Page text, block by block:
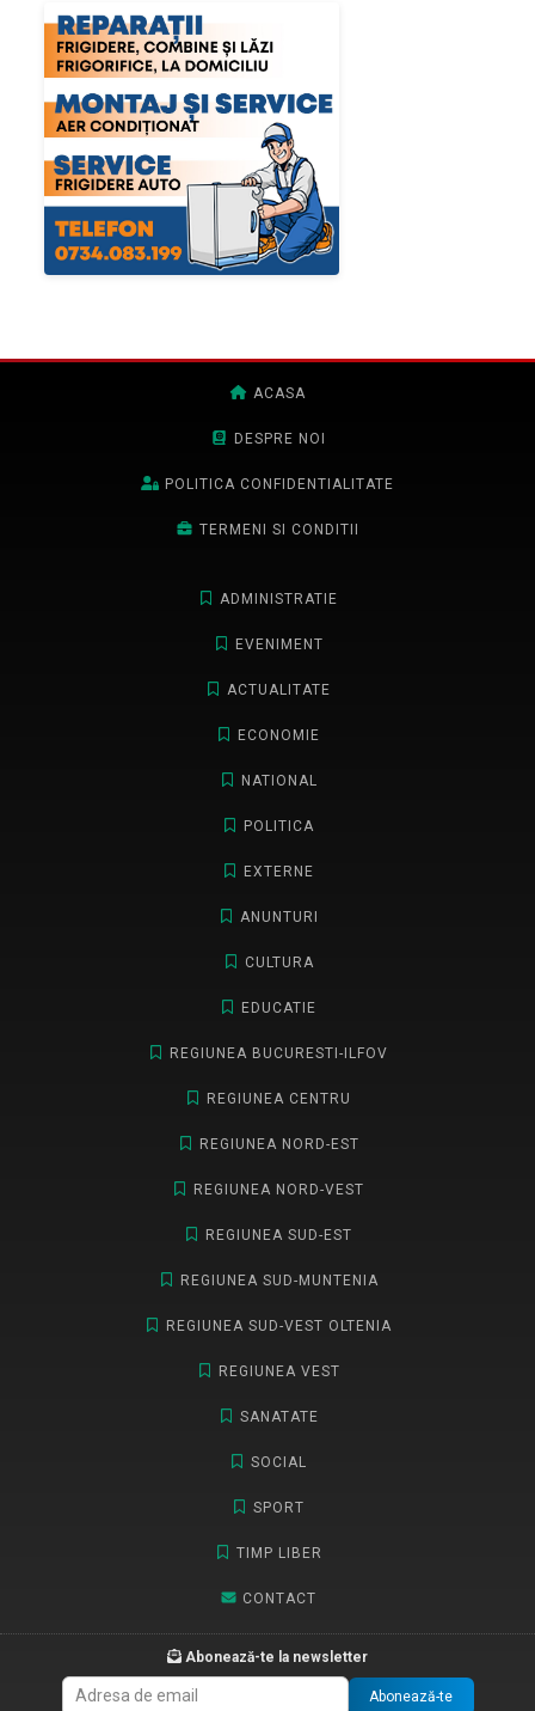
ACASA
DESPRE NOI
POLITICA CONFIDENTIALITATE
TERMENI SI CONDITII
ADMINISTRATIE
EVENIMENT
ACTUALITATE
ECONOMIE
NATIONAL
POLITICA
EXTERNE
ANUNTURI
CULTURA
EDUCATIE
REGIUNEA BUCURESTI-ILFOV
REGIUNEA CENTRU
REGIUNEA NORD-EST
REGIUNEA NORD-VEST
REGIUNEA SUD-EST
REGIUNEA SUD-MUNTENIA
REGIUNEA SUD-VEST OLTENIA
REGIUNEA VEST
SANATATE
SOCIAL
SPORT
TIMP LIBER
CONTACT
Abonează-te la newsletter
Abonează-te